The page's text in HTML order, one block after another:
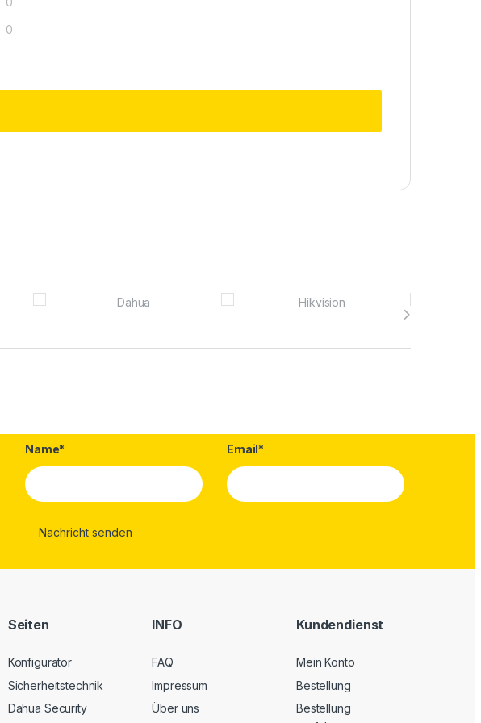
0
Name* Email*
Seiten
Konfigurator
Sicherheitstechnik
Dahua Security
INFO
FAQ
Impressum
Über uns
Kundendienst
Mein Konto
Bestellung
Bestellung